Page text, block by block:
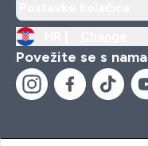
Povežite se s nama